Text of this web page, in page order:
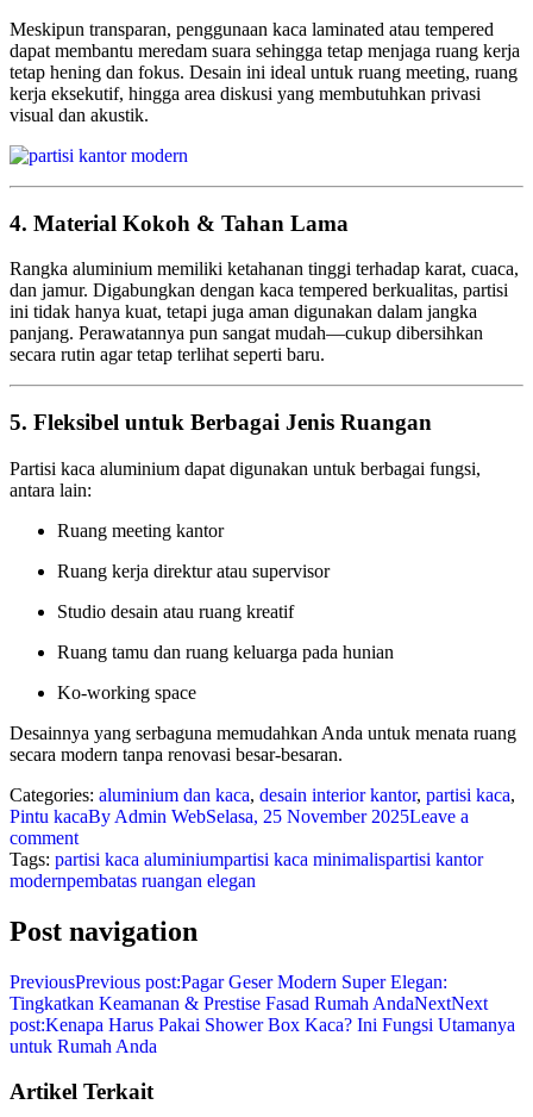
Meskipun transparan, penggunaan kaca laminated atau tempered
dapat membantu meredam suara sehingga tetap menjaga ruang kerja
tetap hening dan fokus. Desain ini ideal untuk ruang meeting, ruang
kerja eksekutif, hingga area diskusi yang membutuhkan privasi
visual dan akustik.
4. Material Kokoh & Tahan Lama
Rangka aluminium memiliki ketahanan tinggi terhadap karat, cuaca,
dan jamur. Digabungkan dengan kaca tempered berkualitas, partisi
ini tidak hanya kuat, tetapi juga aman digunakan dalam jangka
panjang. Perawatannya pun sangat mudah—cukup dibersihkan
secara rutin agar tetap terlihat seperti baru.
5. Fleksibel untuk Berbagai Jenis Ruangan
Partisi kaca aluminium dapat digunakan untuk berbagai fungsi,
antara lain:
Ruang meeting kantor
Ruang kerja direktur atau supervisor
Studio desain atau ruang kreatif
Ruang tamu dan ruang keluarga pada hunian
Ko-working space
Desainnya yang serbaguna memudahkan Anda untuk menata ruang
secara modern tanpa renovasi besar-besaran.
Categories: aluminium dan kaca, desain interior kantor, partisi kaca,
Pintu kacaBy Admin WebSelasa, 25 November 2025Leave a
comment
Tags: partisi kaca aluminiumpartisi kaca minimalispartisi kantor
modernpembatas ruangan elegan
Post navigation
PreviousPrevious post:Pagar Geser Modern Super Elegan:
Tingkatkan Keamanan & Prestise Fasad Rumah AndaNextNext
post:Kenapa Harus Pakai Shower Box Kaca? Ini Fungsi Utamanya
untuk Rumah Anda
Artikel Terkait